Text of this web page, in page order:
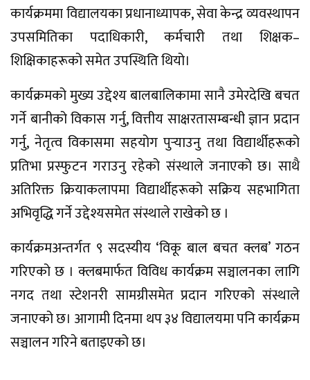
कार्यक्रममा विद्यालयका प्रधानाध्यापक, सेवा केन्द्र व्यवस्थापन
उपसमितिका पदाधिकारी, कर्मचारी तथा शिक्षक–
शिक्षिकाहरूको समेत उपस्थिति थियो।
कार्यक्रमको मुख्य उद्देश्य बालबालिकामा सानै उमेरदेखि बचत
गर्ने बानीको विकास गर्नु, वित्तीय साक्षरतासम्बन्धी ज्ञान प्रदान
गर्नु, नेतृत्व विकासमा सहयोग पुर्‍याउनु तथा विद्यार्थीहरूको
प्रतिभा प्रस्फुटन गराउनु रहेको संस्थाले जनाएको छ। साथै
अतिरिक्त क्रियाकलापमा विद्यार्थीहरूको सक्रिय सहभागिता
अभिवृद्धि गर्ने उद्देश्यसमेत संस्थाले राखेको छ ।
कार्यक्रमअन्तर्गत ९ सदस्यीय ‘विकू बाल बचत क्लब’ गठन
गरिएको छ । क्लबमार्फत विविध कार्यक्रम सञ्चालनका लागि
नगद तथा स्टेशनरी सामग्रीसमेत प्रदान गरिएको संस्थाले
जनाएको छ। आगामी दिनमा थप ३४ विद्यालयमा पनि कार्यक्रम
सञ्चालन गरिने बताइएको छ।